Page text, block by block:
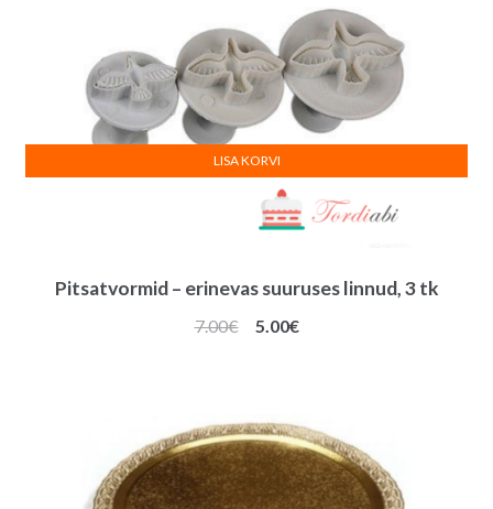
Pitsatvormid – erinevas suuruses linnud, 3 tk
7.00€
Algne
5.00€Praegune
LISA KORVI